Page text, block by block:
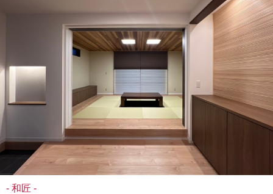
- 和匠 -